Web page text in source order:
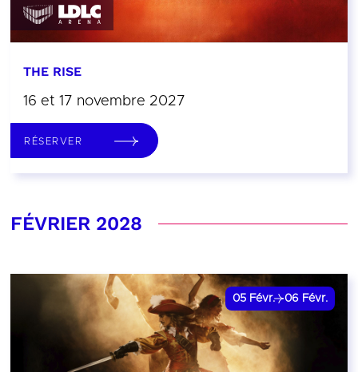
THE RISE
16 et 17 novembre 2027
RÉSERVER
FÉVRIER 2028
05 Févr. 06 Févr.